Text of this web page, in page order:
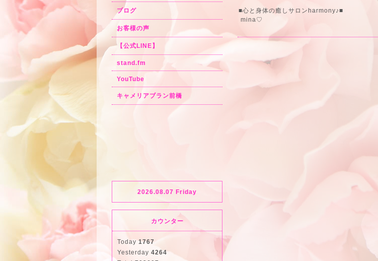
■心と身体の癒しサロンharmony♪■
mina♡
ブログ
お客様の声
【公式LINE】
stand.fm
YouTube
キャメリアブラン前橋
2026.08.07 Friday
カウンター
Today1767
Yesterday 4264